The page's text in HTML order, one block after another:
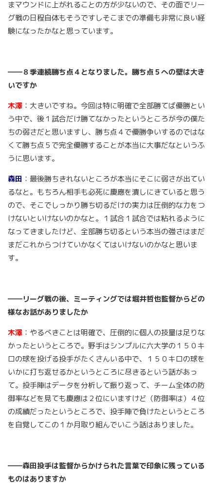
まマウンドに上がれることの方が少ないので、その面でリー
グ戦の日程自体もそうですしそこまでの準備も非常に良い経
験になったかなと思っています。
――８季連続勝ち点４となりました。勝ち点５への壁は大き
いですか
木澤 ：大きいですね。今回は特に明確で全部勝てば優勝とい
う中で、後１試合だけ勝てなかったというところが今の僕た
ちの弱さだと思いますし、勝ち点４で優勝争いするのではな
くて勝ち点５で完全優勝することが本当に大事だなというふ
うに思います。
森田 ：最後勝ちきれないところが本当にそこに弱さが出てい
るなと。もちろん相手も必死に慶應を潰しにきていると思う
ので、そこでしっかり勝ち切るだけの実力は圧倒的な力をつ
けないといけないのかなと。１試合１試合では粘れるように
なってきましたけど、全部勝ち切るという本当の強さはまだ
まだこれからつけていかなくてはいけないのかなと思いま
す。
――リーグ戦の後、ミーティングでは堀井哲也監督からどの
様なお話がありましたか
木澤 ：やるべきことは明確で、圧倒的に個人の技量は足りな
かったというところで。野手はシンプルに六大学の１５０キ
ロの球を投げる投手がたくさんいる中で、１５０キロの球を
いかに打ち返せるかというところに尽きるという話があっ
て。投手陣はデータを分析して振り返って、チーム全体の防
御率などを見ても慶應は２位にいますけど（防御率は）４位
の成績だったというところで、投手陣で負けたというところ
を自覚してこの１か月取り組んでいこう話はありました。
――森田投手は監督からかけられた言葉で印象に残っている
ものはありますか